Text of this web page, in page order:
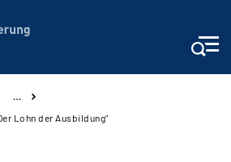
…
Lohn der Ausbildung"